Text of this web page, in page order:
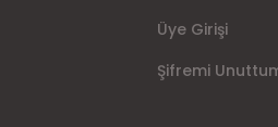
Üye Girişi
Şifremi